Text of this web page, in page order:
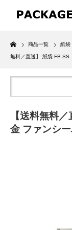
Home
商品一覧 紙袋
無料／直送】 紙袋 FB SS
【送料無料
金 ファンシ